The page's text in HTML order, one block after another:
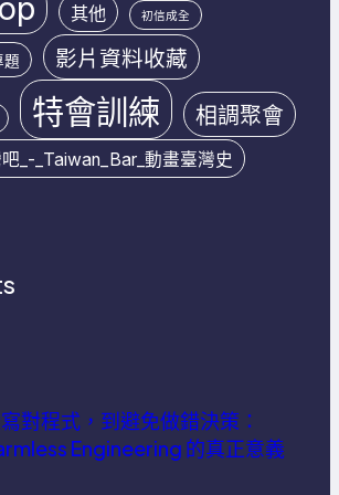
其他 初信成全
題 影片資料收藏
特會訓練 相調聚會
_-_Taiwan_Bar_動畫臺灣史
對程式，到避免做錯決策：
Engineering 的真正意義